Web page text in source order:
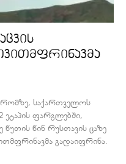
საქართველოს
ეტაპის ფარგლებში,
წუთის წინ რუსთავის ცაზე
გადაიფრინა.